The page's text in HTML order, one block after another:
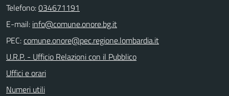
Telefono:034671191
E-mail:
PEC:
U.R.P. - Ufficio Relazioni con il Pubblico
Uffici e orari
Numeri utili